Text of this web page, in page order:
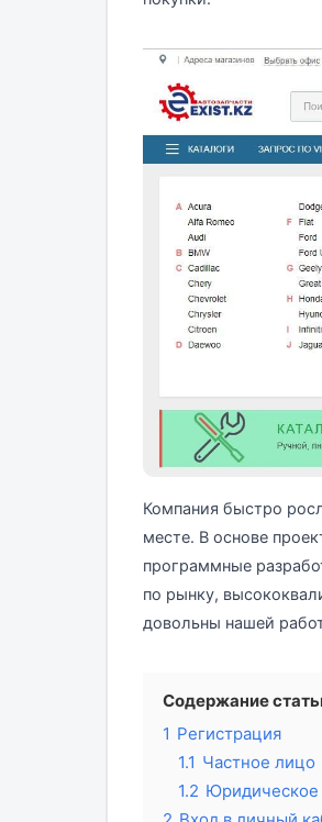
Компания быстро
месте. В основе
программные
по рынку,
довольны нашей
Содержание
1 Регистрация
1.1 Частное лицо
1.2